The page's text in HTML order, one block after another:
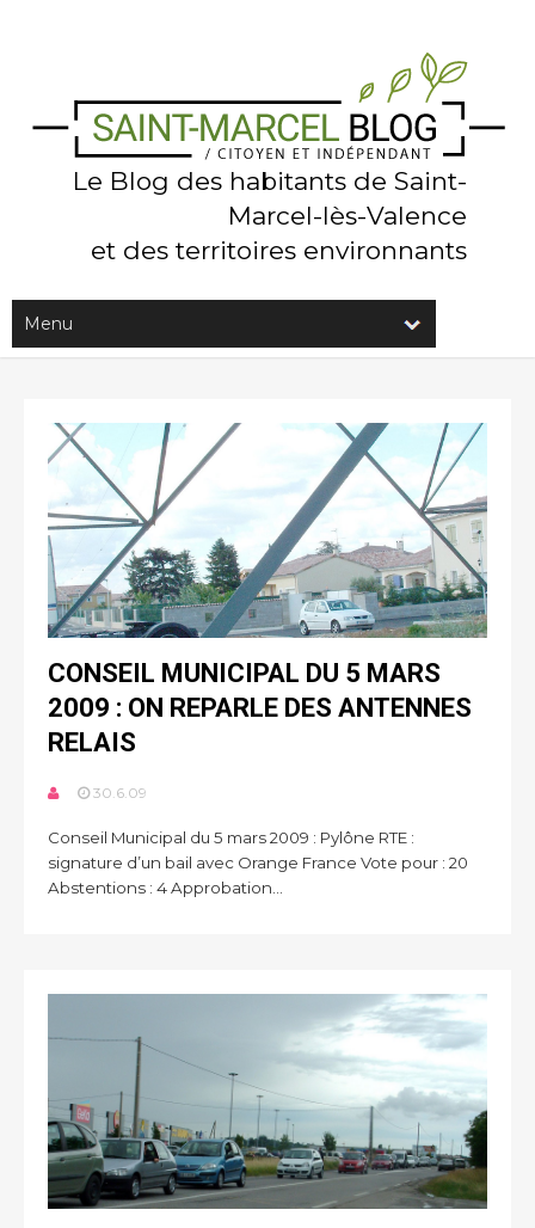
Le Blog des habitants de Saint-
Marcel-lès-Valence
et des territoires environnants
CONSEIL MUNICIPAL DU 5 MARS
2009 : ON REPARLE DES ANTENNES
RELAIS
30.6.09
Conseil Municipal du 5 mars 2009 : Pylône RTE :
signature d’un bail avec Orange France Vote pour : 20
Abstentions : 4 Approbation...